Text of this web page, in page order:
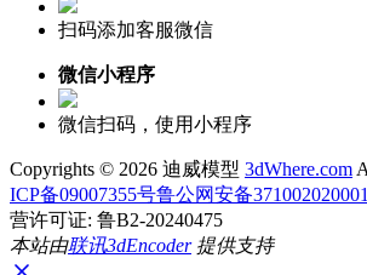
扫码添加客服微信
微信小程序
微信扫码，使用小程序
Copyrights © 2026 迪威模型 3dWhere.com
ICP备09007355号鲁公网安备
营许可证: 鲁B2-20240475
本站由联讯3dEncoder提供支持